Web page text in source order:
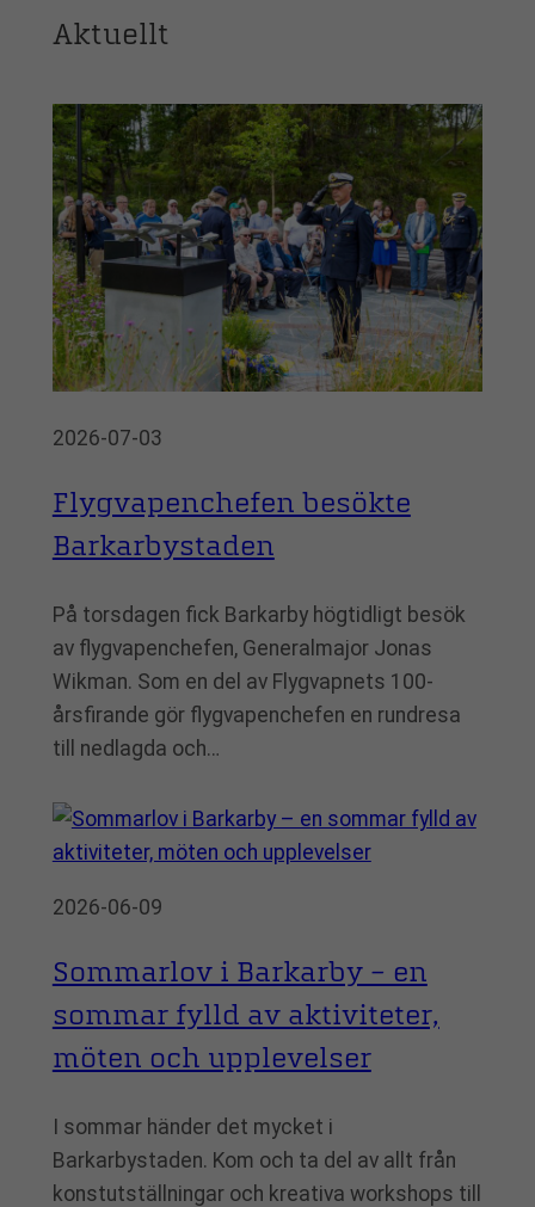
Aktuellt
2026-07-03
Flygvapenchefen besökte
Barkarbystaden
På torsdagen fick Barkarby högtidligt besök
av flygvapenchefen, Generalmajor Jonas
Wikman. Som en del av Flygvapnets 100-
årsfirande gör flygvapenchefen en rundresa
till nedlagda och…
2026-06-09
Sommarlov i Barkarby – en
sommar fylld av aktiviteter,
möten och upplevelser
I sommar händer det mycket i
Barkarbystaden. Kom och ta del av allt från
konstutställningar och kreativa workshops till